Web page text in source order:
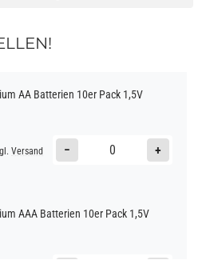
AA Batterien 10er Pack 1,5V
Versand
− +
AAA Batterien 10er Pack 1,5V